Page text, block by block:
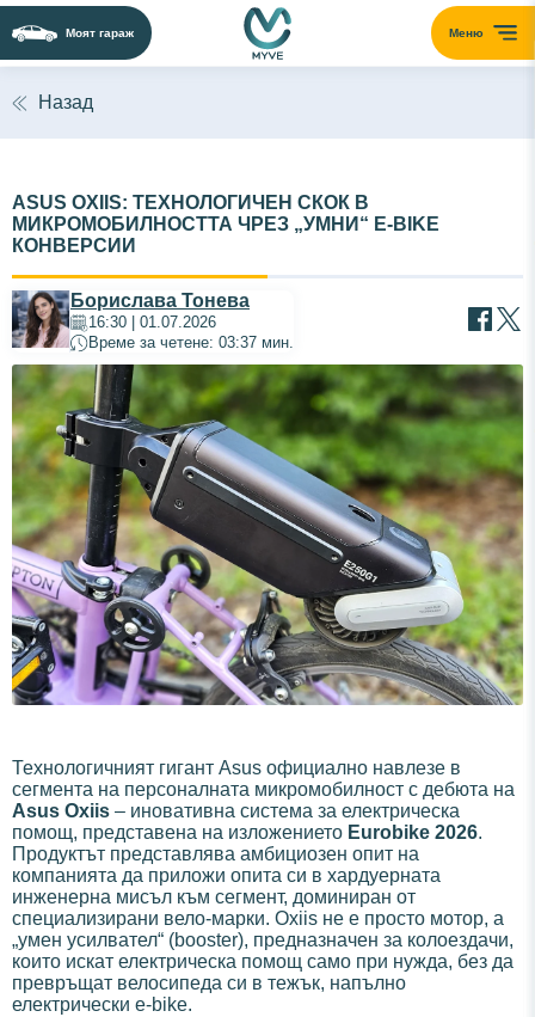
Меню
Моят гараж
Назад
ASUS OXIIS: ТЕХНОЛОГИЧЕН СКОК В
МИКРОМОБИЛНОСТТА ЧРЕЗ „УМНИ“ E-BIKE
КОНВЕРСИИ
Борислава Тонева
16:30 | 01.07.2026
Време за четене: 03:37 мин.
Технологичният гигант Asus официално навлезе в
сегмента на персоналната микромобилност с дебюта на
Asus Oxiis – иновативна система за електрическа
помощ, представена на изложението Eurobike 2026.
Продуктът представлява амбициозен опит на
компанията да приложи опита си в хардуерната
инженерна мисъл към сегмент, доминиран от
специализирани вело-марки. Oxiis не е просто мотор, а
„умен усилвател“ (booster), предназначен за колоездачи,
които искат електрическа помощ само при нужда, без да
превръщат велосипеда си в тежък, напълно
електрически e-bike.